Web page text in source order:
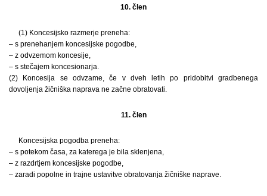
10. člen
(1) Koncesijsko razmerje preneha:
– s prenehanjem koncesijske pogodbe,
– z odvzemom koncesije,
– s stečajem koncesionarja.
(2) Koncesija se odvzame, če v dveh letih po pridobitvi gradbenega
dovoljenja žičniška naprava ne začne obratovati.
11. člen
Koncesijska pogodba preneha:
– s potekom časa, za katerega je bila sklenjena,
– z razdrtjem koncesijske pogodbe,
– zaradi popolne in trajne ustavitve obratovanja žičniške naprave.